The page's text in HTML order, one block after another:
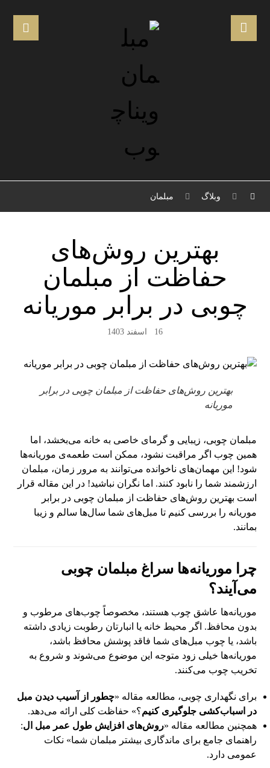
وبلاگ مبلمان
بهترین روش‌های
حفاظت از مبلمان
چوبی در برابر موریانه
16 اسفند 1403
بهترین روش‌های حفاظت از مبلمان چوبی در برابر
موریانه
مبلمان چوبی، زیبایی و گرمای خاصی به خانه می‌بخشد، اما
همین چوب اگر مراقبت نشود، ممکن است طعمه‌ی موریانه‌ها
شود! این مهمان‌های ناخوانده می‌توانند به مرور زمان، مبلمان
ارزشمند شما را نابود کنند. اما نگران نباشید! در این مقاله قرار
است بهترین روش‌های حفاظت از مبلمان چوبی در برابر
موریانه را بررسی کنیم تا مبل‌های شما سال‌ها سالم و زیبا
بمانند.
چرا موریانه‌ها سراغ مبلمان چوبی
می‌آیند؟
موریانه‌ها عاشق چوب هستند، مخصوصاً چوب‌های مرطوب و
بدون محافظ. اگر محیط خانه یا انبارتان رطوبت زیادی داشته
باشد، یا چوب مبل‌های شما فاقد پوشش محافظ باشد،
موریانه‌ها خیلی زود متوجه این موضوع می‌شوند و شروع به
تخریب چوب می‌کنند.
برای نگهداری چوبی، مطالعه مقاله «چطور از آسیب دیدن مبل
در اسباب‌کشی جلوگیری کنیم؟» حفاظت کلی ارائه می‌دهد.
همچنین مطالعه مقاله «روش‌های افزایش طول عمر مبل ال:
راهنمای جامع برای ماندگاری بیشتر مبلمان شما» نکات
عمومی دارد.